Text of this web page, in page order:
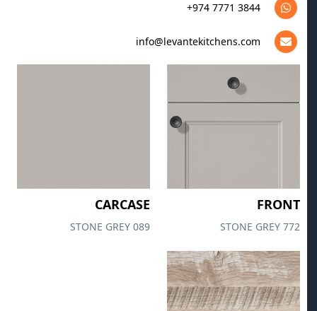
+974 7771 3844
info@levantekitchens.com
FRONT
772 STONE GREY
CARCASE
089 STONE GREY